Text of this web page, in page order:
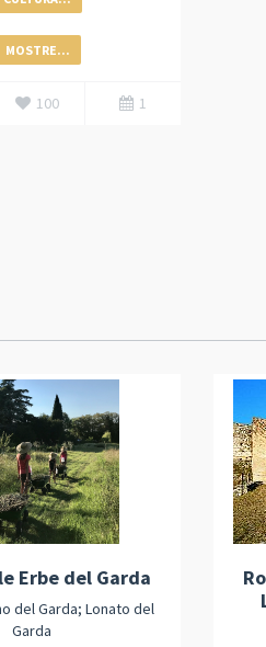
MOSTRE...
100 1
Erbe del Garda
del Garda; Lonato del
Garda